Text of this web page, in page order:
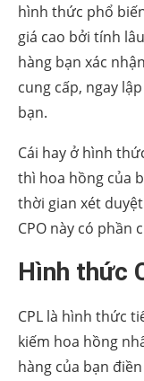
hình thức phổ
giá cao bởi tính
hàng bạn xác
cung cấp, ngay
bạn.
Cái hay ở hình
thì hoa hồng của
thời gian xét
CPO này có phần
Hình thức
CPL là hình thức
kiếm hoa hồng
hàng của bạn